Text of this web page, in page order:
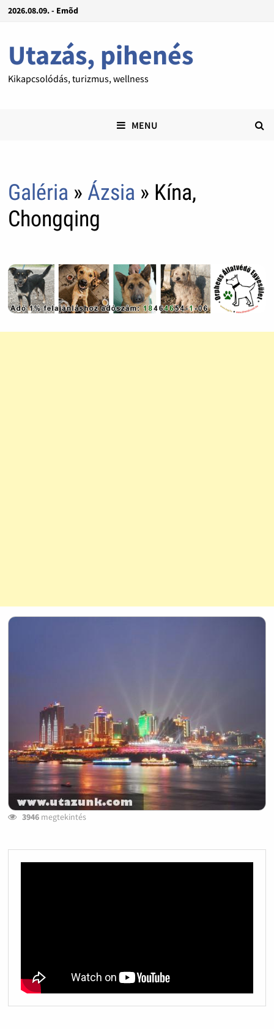
2026.08.09. - Emõd
Utazás, pihenés
Kikapcsolódás, turizmus, wellness
MENU
Galéria » Ázsia » Kína,
Chongqing
3946megtekintés